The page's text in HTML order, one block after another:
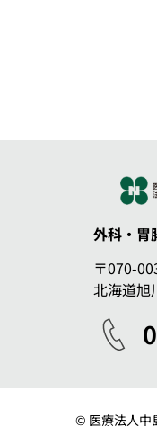
外科・胃
〒070-
北海道旭
© 医療法人中